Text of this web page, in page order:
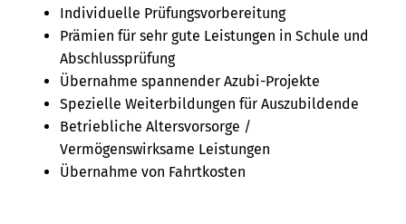
Individuelle Prüfungsvorbereitung
Prämien für sehr gute Leistungen in Schule und
Abschlussprüfung
Übernahme spannender Azubi-Projekte
Spezielle Weiterbildungen für Auszubildende
Betriebliche Altersvorsorge /
Vermögenswirksame Leistungen
Übernahme von Fahrtkosten